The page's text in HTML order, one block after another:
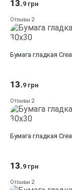
13.9 грн
Отзывы 2
Бумага гладкая
13.9 грн
Отзывы 2
Бумага гладкая
13.9 грн
Отзывы 2